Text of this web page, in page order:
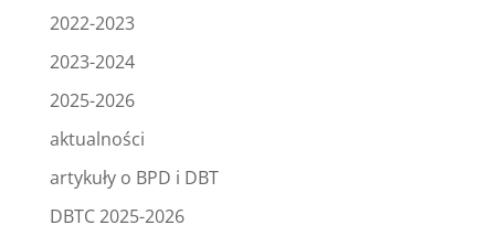
2022-2023
2023-2024
2025-2026
aktualności
artykuły o BPD i DBT
DBTC 2025-2026